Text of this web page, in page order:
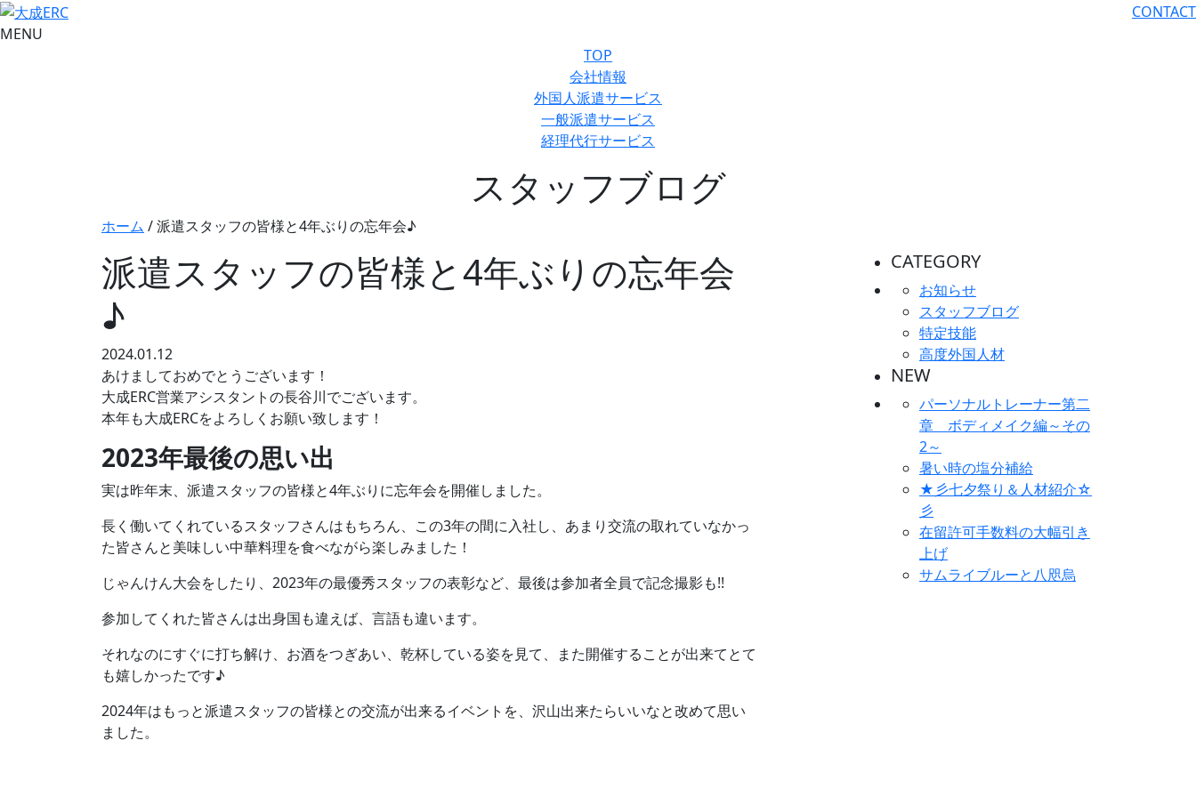
CONTACT
MENU
TOP
会社情報
外国人派遣サービス
一般派遣サービス
経理代行サービス
スタッフブログ
ホーム /派遣スタッフの皆様と4年ぶりの忘年会♪
派遣スタッフの皆様と4年ぶりの忘年会
♪
2024.01.12
あけましておめでとうございます！
大成ERC営業アシスタントの長谷川でございます。
本年も大成ERCをよろしくお願い致します！
2023年最後の思い出
実は昨年末、派遣スタッフの皆様と4年ぶりに忘年会を開催しました。
長く働いてくれているスタッフさんはもちろん、この3年の間に入社し、あまり交流の取れていなかっ
た皆さんと美味しい中華料理を食べながら楽しみました！
じゃんけん大会をしたり、2023年の最優秀スタッフの表彰など、最後は参加者全員で記念撮影も!!
参加してくれた皆さんは出身国も違えば、言語も違います。
それなのにすぐに打ち解け、お酒をつぎあい、乾杯している姿を見て、また開催することが出来てとて
も嬉しかったです♪
2024年はもっと派遣スタッフの皆様との交流が出来るイベントを、沢山出来たらいいなと改めて思い
ました。
CATEGORY
お知らせ
スタッフブログ
特定技能
高度外国人材
NEW
パーソナルトレーナー第二
章 ボディメイク編～その
2～
暑い時の塩分補給
★彡七夕祭り＆人材紹介☆
彡
在留許可手数料の大幅引き
上げ
サムライブルーと八咫烏